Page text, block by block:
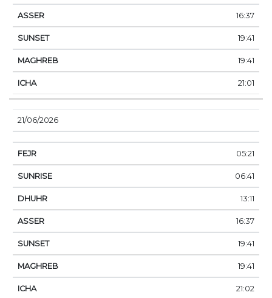
16:37
19:41
19:41
21:01
21/06/2026
05:21
06:41
13:11
16:37
19:41
19:41
21:02